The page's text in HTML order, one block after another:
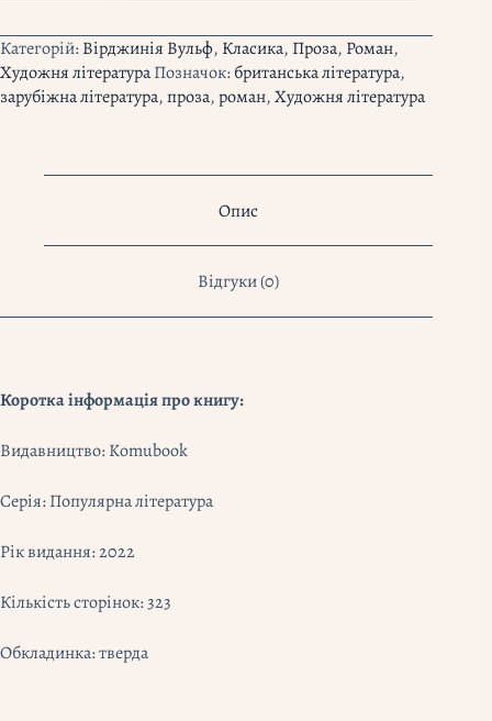
Вульф
кількість
Категорій:Вірджинія Вульф, Класика, Проза, Роман,
Художня літератураПозначок:британська література,
зарубіжна література,проза,роман,Художня література
Опис
Відгуки (0)
Коротка інформація про книгу:
Видавництво: Komubook
Серія: Популярна література
Рік видання: 2022
Кількість сторінок: 323
Обкладинка: тверда